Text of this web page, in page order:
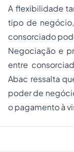
A flexibilidade
tipo de
consorciado
Negociação e
entre
Abac ressalta
poder de
o pagamento à